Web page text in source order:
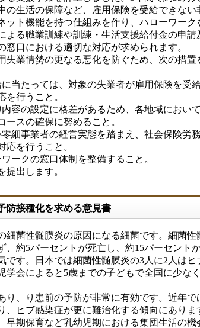
の生活の保障など、雇用保険を受給できない
ット機能を持つ仕組みを作り、ハローワーク
る職業訓練や訓練・生活支援給付金の申請
口における適切な対応が求められます。
業情勢の更なる悪化を防ぐため、次の措置
当たっては、対象の失業者が雇用保険を受
行うこと。
容の設定に格差があるため、各地域におい
スの確保に努めること。
細事業者の経営実態を踏まえ、社会保険労
を行うこと。
ークの窓口体制を整備すること。
出します。
防接種化を求める意見書
菌性髄膜炎の原因になる細菌です。細菌性
約5パーセントが死亡し、約15パーセント
です。日本では細菌性髄膜炎の3人に2人はヒ
学会によると5歳までの子どもで全国に少な
、り患前の予防が非常に有効です。近年で
ヒブ感染症が更に難治化する傾向にありま
早期保育など乳幼児期における集団生活の機